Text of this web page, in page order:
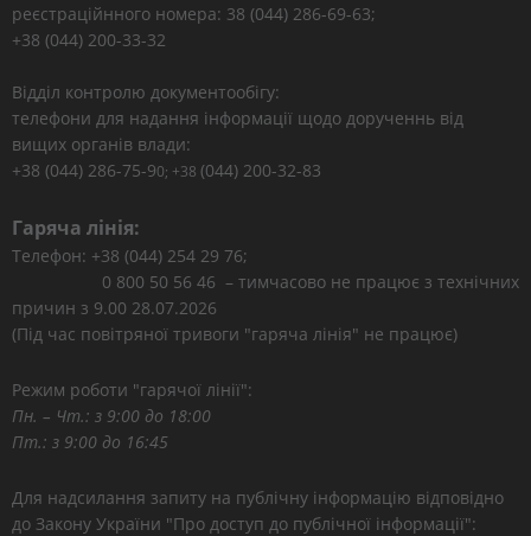
реєстраційнного номера: 38 (044) 286-69-63;
+38 (044) 200-33-32
Відділ контролю документообігу:
телефони для надання інформації щодо дорученнь від
вищих органів влади:
+38 (044) 286-75-90; +38 (044) 200-32-83
Гаряча лінія:
Телефон: +38 (044) 254 29 76;
0 800 50 56 46 – тимчасово не працює з технічних
причин з 9.00 28.07.2026
(Під час повітряної тривоги "гаряча лінія" не працює)
Режим роботи "гарячої лінії":
Пн. – Чт.: з 9:00 до 18:00
Пт.: з 9:00 до 16:45
Для надсилання запиту на публічну інформацію відповідно
до Закону України "Про доступ до публічної інформації":